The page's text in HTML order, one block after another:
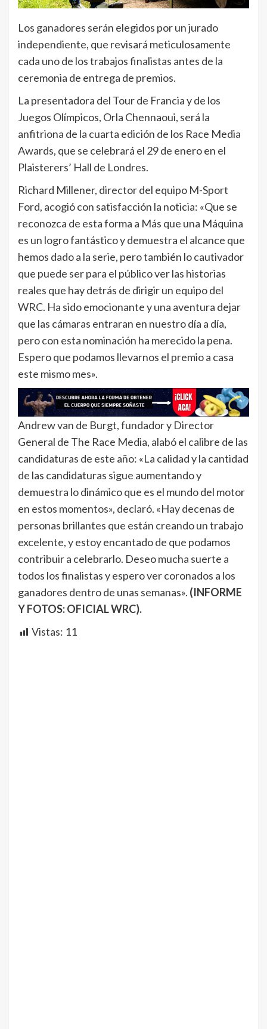
Los ganadores serán elegidos por un jurado
independiente, que revisará meticulosamente
cada uno de los trabajos finalistas antes de la
ceremonia de entrega de premios.
La presentadora del Tour de Francia y de los
Juegos Olímpicos, Orla Chennaoui, será la
anfitriona de la cuarta edición de los Race Media
Awards, que se celebrará el 29 de enero en el
Plaisterers’ Hall de Londres.
Richard Millener, director del equipo M-Sport
Ford, acogió con satisfacción la noticia: «Que se
reconozca de esta forma a Más que una Máquina
es un logro fantástico y demuestra el alcance que
hemos dado a la serie, pero también lo cautivador
que puede ser para el público ver las historias
reales que hay detrás de dirigir un equipo del
WRC. Ha sido emocionante y una aventura dejar
que las cámaras entraran en nuestro día a día,
pero con esta nominación ha merecido la pena.
Espero que podamos llevarnos el premio a casa
este mismo mes».
Andrew van de Burgt, fundador y Director
General de The Race Media, alabó el calibre de las
candidaturas de este año: «La calidad y la cantidad
de las candidaturas sigue aumentando y
demuestra lo dinámico que es el mundo del motor
en estos momentos», declaró. «Hay decenas de
personas brillantes que están creando un trabajo
excelente, y estoy encantado de que podamos
contribuir a celebrarlo. Deseo mucha suerte a
todos los finalistas y espero ver coronados a los
ganadores dentro de unas semanas». (INFORME
Y FOTOS: OFICIAL WRC).
Vistas: 11